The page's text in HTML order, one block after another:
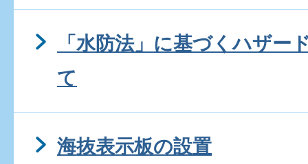
「水防法」に基づくハザー
て
海抜表示板の設置